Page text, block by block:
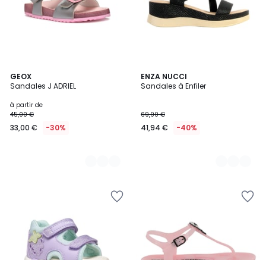
GEOX
Sandales J ADRIEL
à partir de
45,00 €
33,00 € -30%
2
Couleurs
ENZA NUCCI
Sandales à Enfiler
69,90 €
41,94 € -40%
2
Couleurs